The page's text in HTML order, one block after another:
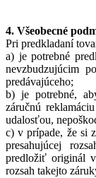
4. Všeobecné
Pri predkladaní
a) je potrebné
nevzbudzujúcim
predávajúceho;
b) je potrebné,
záručnú
udalosťou,
c) v prípade, že si
presahujúcej
predložiť originál
rozsah takejto